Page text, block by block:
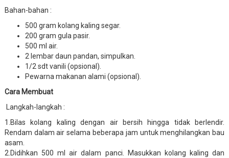
Bahan-bahan :
500 gram kolang kaling segar.
200 gram gula pasir.
500 ml air.
2 lembar daun pandan, simpulkan.
1/2 sdt vanili (opsional).
Pewarna makanan alami (opsional).
Cara Membuat
Langkah-langkah :
1.Bilas kolang kaling dengan air bersih hingga tidak berlendir.
Rendam dalam air selama beberapa jam untuk menghilangkan bau
asam.
2.Didihkan 500 ml air dalam panci. Masukkan kolang kaling dan